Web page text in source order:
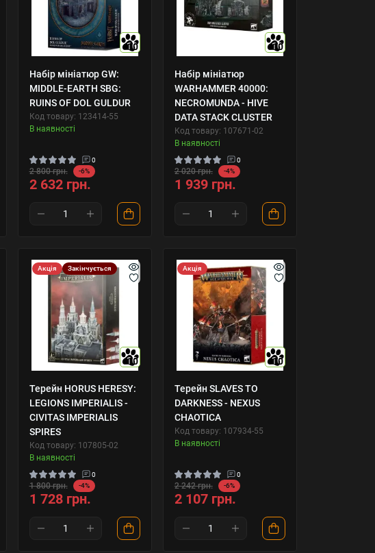
10
Набір мініатюр GW:
MIDDLE-EARTH SBG:
RUINS OF DOL GULDUR
Код товару: 123414-55
В наявності
0
2 800 грн. -6%
2 632 грн.
10
Набір мініатюр
WARHAMMER 40000:
NECROMUNDA - HIVE
DATA STACK CLUSTER
Код товару: 107671-02
В наявності
0
2 020 грн. -4%
1 939 грн.
Акція Закінчується
10
Терейн HORUS HERESY:
LEGIONS IMPERIALIS -
CIVITAS IMPERIALIS
SPIRES
Код товару: 107805-02
В наявності
0
1 800 грн. -4%
1 728 грн.
Акція
10
Терейн SLAVES TO
DARKNESS - NEXUS
CHAOTICA
Код товару: 107934-55
В наявності
0
2 242 грн. -6%
2 107 грн.